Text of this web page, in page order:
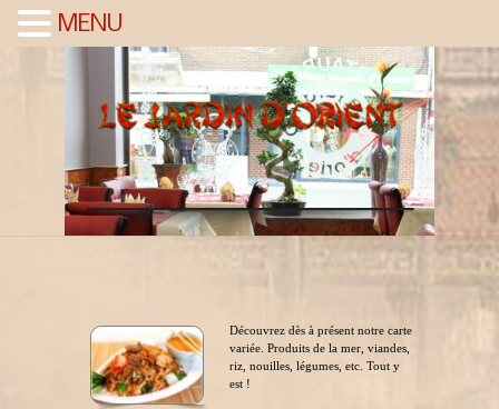
Découvrez dès à présent notre carte
variée. Produits de la mer, viandes,
riz, nouilles, légumes, etc. Tout y
est !
MENU